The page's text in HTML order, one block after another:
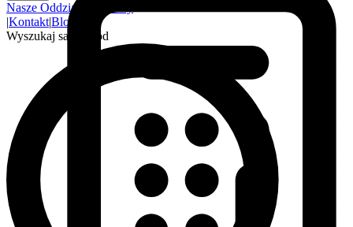
Nasze Oddziały
|Kontakt|Blog
Wyszukaj samochód